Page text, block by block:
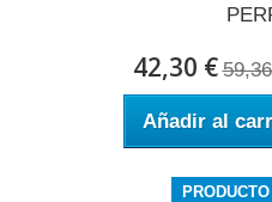
42,30 €
Añadir al